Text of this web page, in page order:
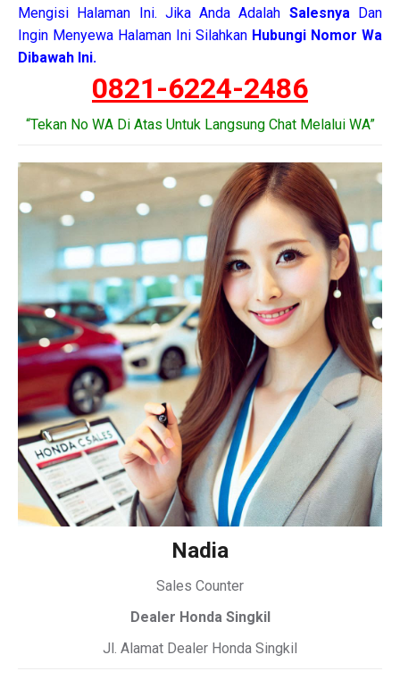
Mengisi Halaman Ini. Jika Anda Adalah SalesnyaDan
Ingin Menyewa Halaman Ini Silahkan Hubungi Nomor Wa
Dibawah Ini.
0821-6224-2486
“Tekan No WA Di Atas Untuk Langsung Chat Melalui WA”
Nadia
Sales Counter
Dealer Honda Singkil
Jl. Alamat Dealer Honda Singkil